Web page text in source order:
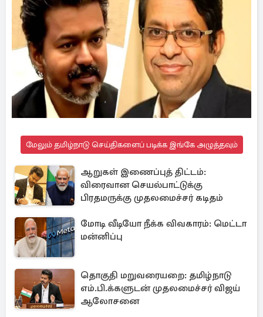
மேலும் தமிழ்நாடு செய்திகளைப் படிக்க இங்கே அழுத்தவும்
ஆறுகள் இணைப்புத் திட்டம்:
விரைவான செயல்பாட்டுக்கு
பிரதமருக்கு முதலமைச்சர் கடிதம்
மோடி வீடியோ நீக்க விவகாரம்: மெட்டா
மன்னிப்பு
தொகுதி மறுவரையறை: தமிழ்நாடு
எம்.பி.க்களுடன் முதலமைச்சர் விஜய்
ஆலோசனை